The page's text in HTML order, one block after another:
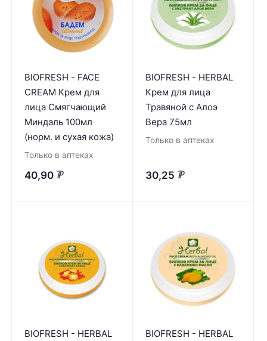
BIOFRESH - FACE
CREAM Крем для
лица Смягчающий
Миндаль 100мл
(норм. и сухая кожа)
Только в аптеках
40,90 ₽
BIOFRESH - HERBAL
Крем для лица
Травяной с Алоэ
Вера 75мл
Только в аптеках
30,25 ₽
BIOFRESH - HERBAL
BIOFRESH - HERBAL